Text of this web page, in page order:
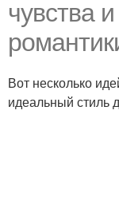
чувства
Вот несколько
идеальный стиль